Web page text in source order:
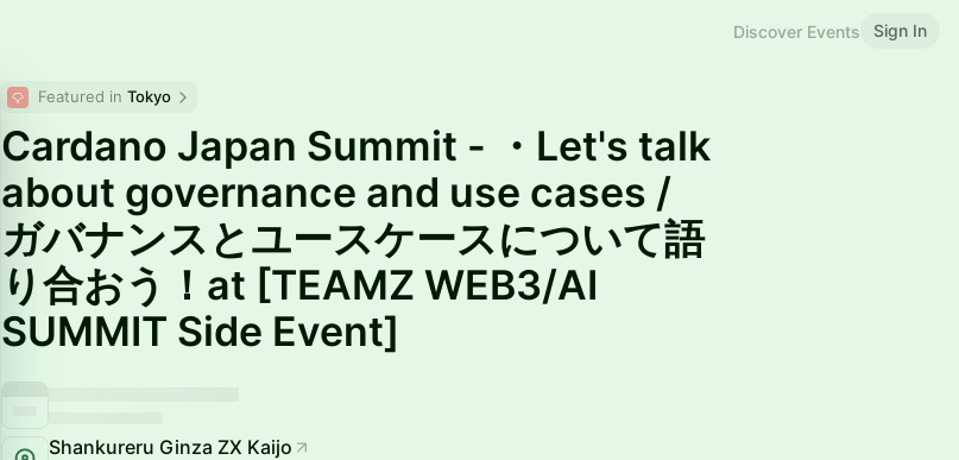
Discover Events Sign In
Featured in Tokyo
Cardano Japan Summit - ・Let's talk
about governance and use cases /
ガバナンスとユースケースについて語
り合おう！at [TEAMZ WEB3/AI
SUMMIT Side Event]
Shankureru Ginza ZX Kaijo